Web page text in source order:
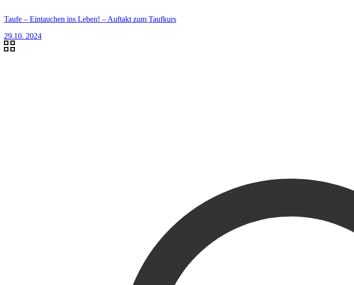
Taufe – Eintauchen ins Leben! – Auftakt zum Taufkurs
29.10. 2024